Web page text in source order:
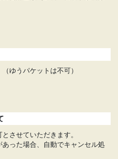
ゆうパケットは不可）
させていただきます。
った場合、自動でキャンセル処